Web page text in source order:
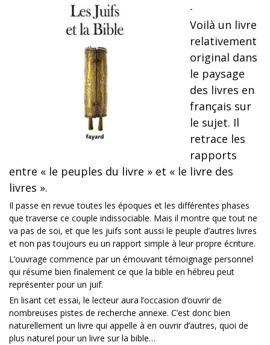
-
Voilà un livre
relativement
original dans
le paysage
des livres en
français sur
le sujet. Il
retrace les
rapports
entre « le peuples du livre » et « le livre des
livres ».
Il passe en revue toutes les époques et les différentes phases
que traverse ce couple indissociable. Mais il montre que tout ne
va pas de soi, et que les juifs sont aussi le peuple d’autres livres
et non pas toujours eu un rapport simple à leur propre écriture.
L’ouvrage commence par un émouvant témoignage personnel
qui résume bien finalement ce que la bible en hébreu peut
représenter pour un juif.
En lisant cet essai, le lecteur aura l’occasion d’ouvrir de
nombreuses pistes de recherche annexe. C’est donc bien
naturellement un livre qui appelle à en ouvrir d’autres, quoi de
plus naturel pour un livre sur la bible…